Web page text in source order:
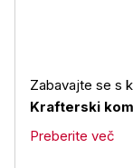
Zabavajte se s
Krafterski
Preberite več